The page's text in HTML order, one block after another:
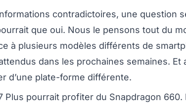
contradictoires, une question
que oui. Nous le pensons tout du
à plusieurs modèles différents de
dans les prochaines semaines. Et
d’une plate-forme différente.
Plus pourrait profiter du Snapdragon 660.